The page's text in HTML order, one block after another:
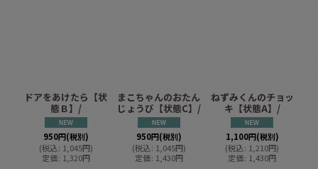
ドアをあけたら【状
態Ｂ】/
950円(税別)
(税込: 1,045円)
定価: 1,320円
まこちゃんのおたん
じょうび【状態C】/
950円(税別)
(税込: 1,045円)
定価: 1,430円
ねずみくんのチョッ
キ【状態A】/
1,100円(税別)
(税込: 1,210円)
定価: 1,430円